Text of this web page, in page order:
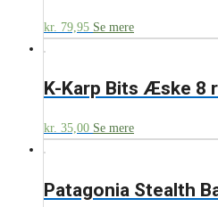
kr. 79,95 Se mere
K-Karp Bits Æske 8
kr. 35,00 Se mere
Patagonia Stealth